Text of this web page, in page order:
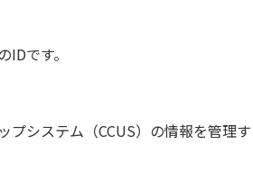
です。
システム（CCUS）の情報を管理